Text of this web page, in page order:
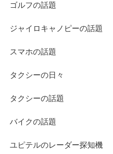
ゴルフの話題
ジャイロキャノピーの話題
スマホの話題
タクシーの日々
タクシーの話題
バイクの話題
ユピテルのレーダー探知機